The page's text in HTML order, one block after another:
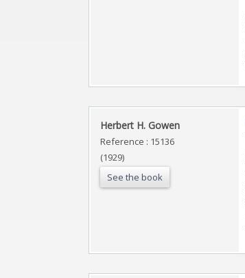
‎Herbert H. Gowen‎
Reference : 15136
(1929)
See the book